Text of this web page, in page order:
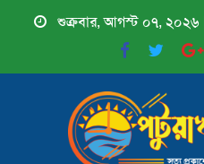
শুক্রবার, আগস্ট ০৭, ২০২৬